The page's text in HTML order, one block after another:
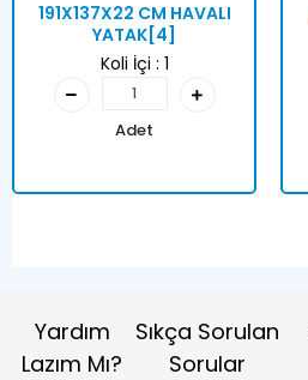
191X137X22 CM HAVALI
YATAK[4]
Koli İçi : 1
Adet
Yardım
Lazım Mı?
Sıkça Sorulan
Sorular